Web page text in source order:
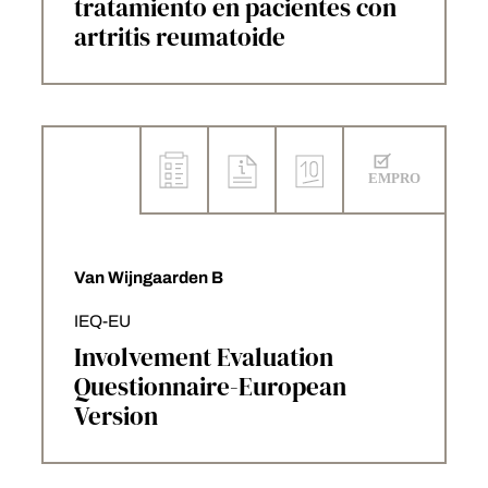
tratamiento en pacientes con
artritis reumatoide
Van Wijngaarden B
IEQ-EU
Involvement Evaluation
Questionnaire-European
Version